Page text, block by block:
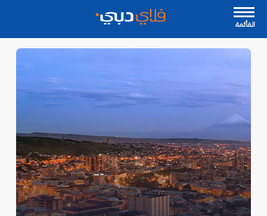
القأئمة